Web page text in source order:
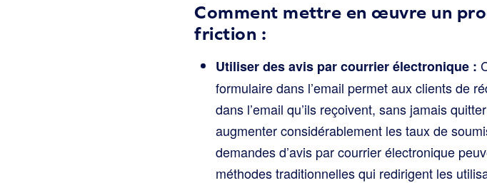
Comment mettre en œuvre un
friction :
Utiliser des avis par courrier électronique :
formulaire dans l’email permet aux clients de
dans l’email qu’ils reçoivent, sans jamais
augmenter considérablement les taux de
demandes d’avis par courrier électronique
méthodes traditionnelles qui redirigent les